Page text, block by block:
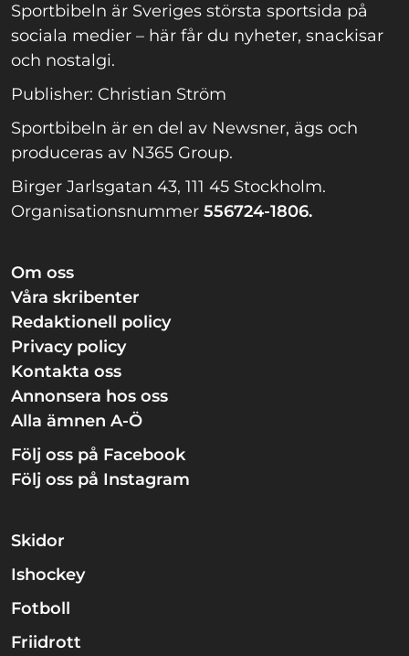
Sportbibeln är Sveriges största sportsida på
sociala medier – här får du nyheter, snackisar
och nostalgi.
Publisher: Christian Ström
Sportbibeln är en del av Newsner, ägs och
produceras av N365 Group.
Birger Jarlsgatan 43, 111 45 Stockholm.
Organisationsnummer 556724-1806.
Om oss
Våra skribenter
Redaktionell policy
Privacy policy
Kontakta oss
Annonsera hos oss
Alla ämnen A-Ö
Följ oss på Facebook
Följ oss på Instagram
Skidor
Ishockey
Fotboll
Friidrott